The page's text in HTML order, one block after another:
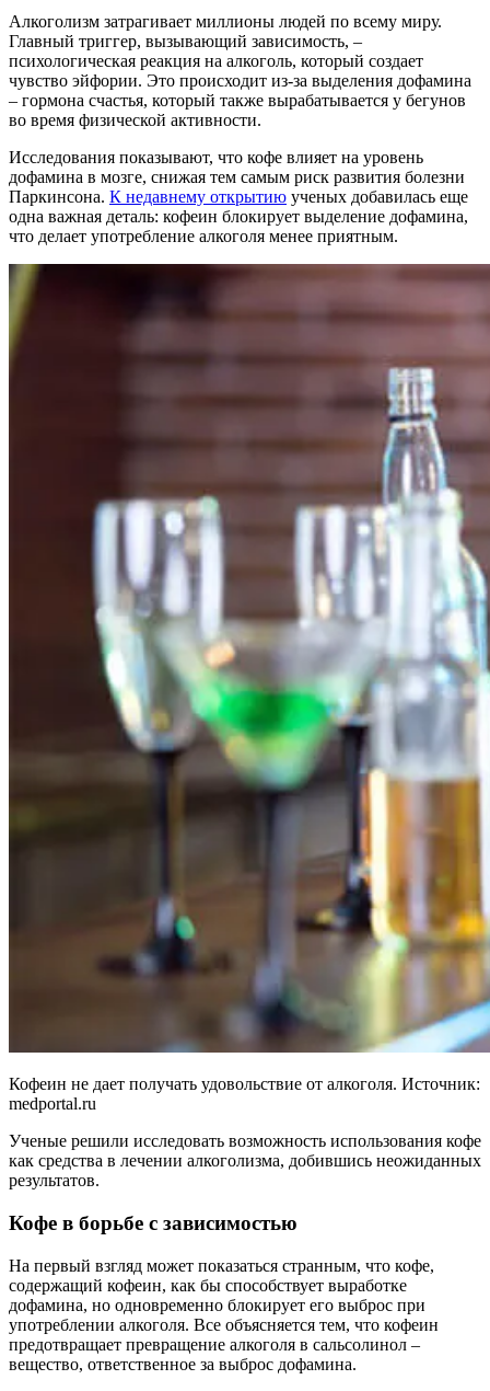
Алкоголизм затрагивает миллионы людей по всему миру.
Главный триггер, вызывающий зависимость, –
психологическая реакция на алкоголь, который создает
чувство эйфории. Это происходит из-за выделения дофамина
– гормона счастья, который также вырабатывается у бегунов
во время физической активности.
Исследования показывают, что кофе влияет на уровень
дофамина в мозге, снижая тем самым риск развития болезни
Паркинсона. К недавнему открытию ученых добавилась еще
одна важная деталь: кофеин блокирует выделение дофамина,
что делает употребление алкоголя менее приятным.
Кофеин не дает получать удовольствие от алкоголя. Источник:
medportal.ru
Ученые решили исследовать возможность использования кофе
как средства в лечении алкоголизма, добившись неожиданных
результатов.
Кофе в борьбе с зависимостью
На первый взгляд может показаться странным, что кофе,
содержащий кофеин, как бы способствует выработке
дофамина, но одновременно блокирует его выброс при
употреблении алкоголя. Все объясняется тем, что кофеин
предотвращает превращение алкоголя в сальсолинол –
вещество, ответственное за выброс дофамина.